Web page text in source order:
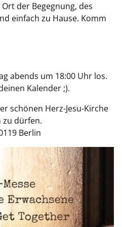
der Begegnung, des
einfach zu Hause. Komm
abends um 18:00 Uhr los.
Kalender ;).
schönen Herz-Jesu-Kirche
zu dürfen.
Berlin